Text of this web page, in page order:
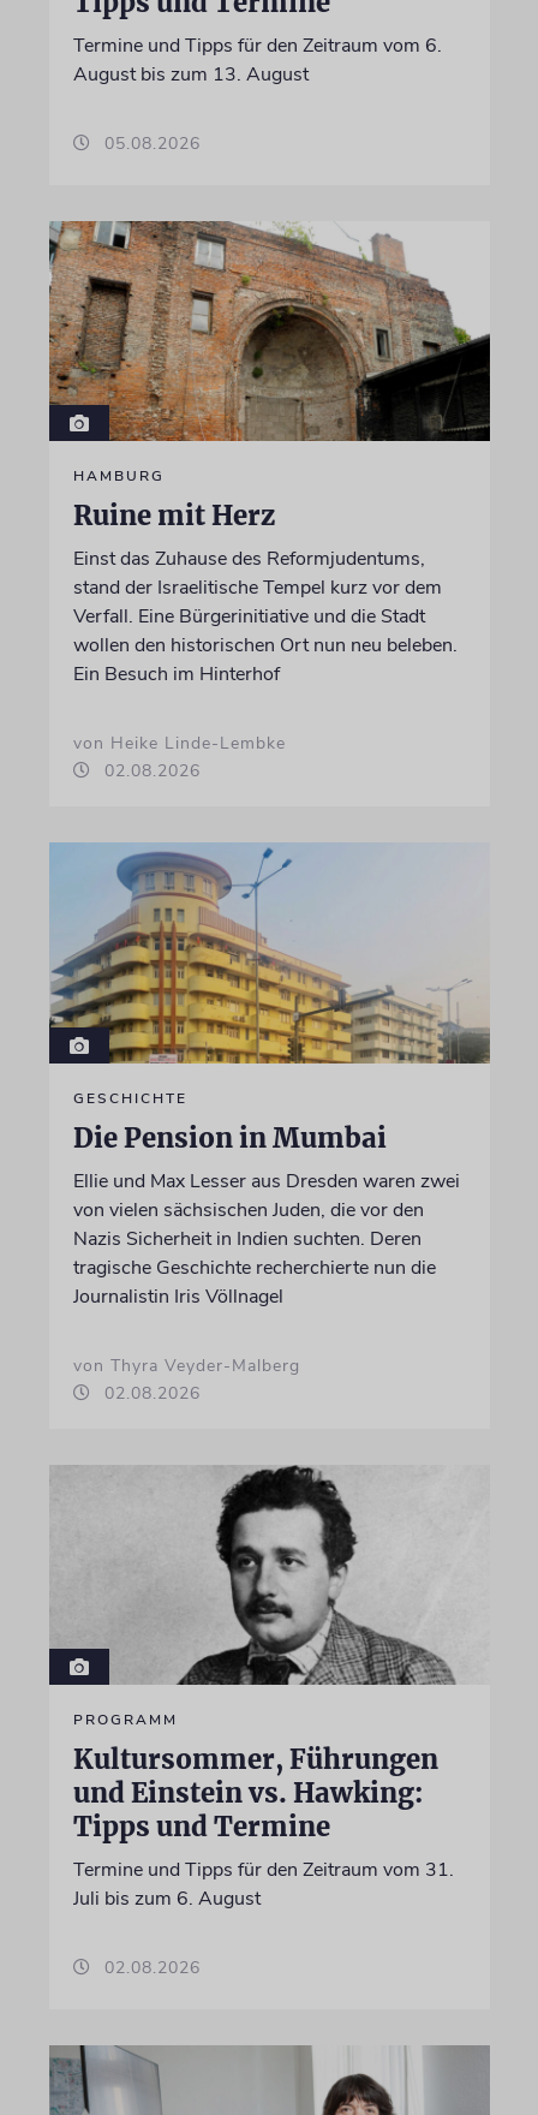
Termine und Tipps für den Zeitraum vom 6.
August bis zum 13. August
05.08.2026
HAMBURG
Ruine mit Herz
Einst das Zuhause des Reformjudentums,
stand der Israelitische Tempel kurz vor dem
Verfall. Eine Bürgerinitiative und die Stadt
wollen den historischen Ort nun neu beleben.
Ein Besuch im Hinterhof
von Heike Linde-Lembke
02.08.2026
GESCHICHTE
Die Pension in Mumbai
Ellie und Max Lesser aus Dresden waren zwei
von vielen sächsischen Juden, die vor den
Nazis Sicherheit in Indien suchten. Deren
tragische Geschichte recherchierte nun die
Journalistin Iris Völlnagel
von Thyra Veyder-Malberg
02.08.2026
PROGRAMM
Kultursommer, Führungen
und Einstein vs. Hawking:
Tipps und Termine
Termine und Tipps für den Zeitraum vom 31.
Juli bis zum 6. August
02.08.2026